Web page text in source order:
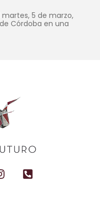
5 de marzo,
Córdoba en una